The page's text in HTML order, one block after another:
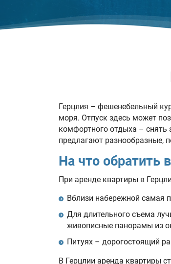
Герцлия – фешенебельный
моря. Отпуск здесь может
комфортного отдыха –
предлагают разнообразные,
На что обратить
При аренде квартиры в
Вблизи набережной самая
Для длительного съема
живописные панорамы из
Питуях – дорогостоящий
В Герцлии аренда квартиры